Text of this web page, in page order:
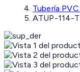
Tubería
ATUP-114-